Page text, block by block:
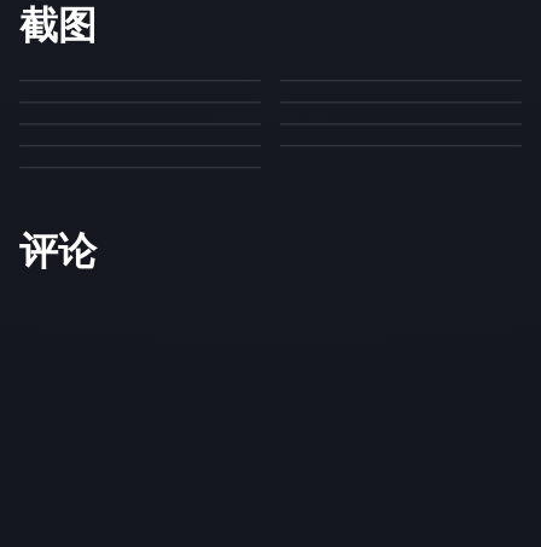
截图
评论